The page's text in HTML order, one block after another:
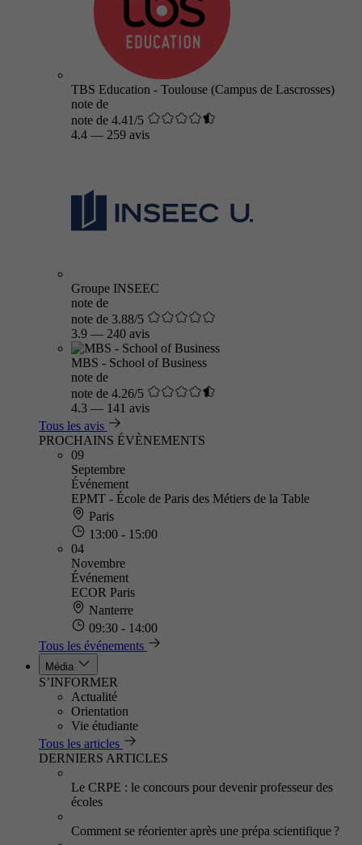
TBS Education - Toulouse (Campus de Lascrosses)
note de
note de 4.41/5
4.4 — 259 avis
Groupe INSEEC
note de
note de 3.88/5
3.9 — 240 avis
MBS - School of Business
note de
note de 4.26/5
4.3 — 141 avis
Tous les avis
PROCHAINS ÉVÈNEMENTS
09
Septembre
Événement
EPMT - École de Paris des Métiers de la Table
Paris
13:00 - 15:00
04
Novembre
Événement
ECOR Paris
Nanterre
09:30 - 14:00
Tous les événements
Média
S’INFORMER
Actualité
Orientation
Vie étudiante
Tous les articles
DERNIERS ARTICLES
Le CRPE : le concours pour devenir professeur des
écoles
Comment se réorienter après une prépa scientifique ?